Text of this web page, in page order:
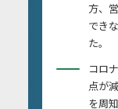
方、
でき
た。
コロ
点が
を周